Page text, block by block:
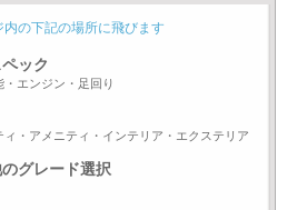
内の下記の場所に飛びます
ック
・エンジン・足回り
ィ・アメニティ・インテリア・エクステリア
グレード選択